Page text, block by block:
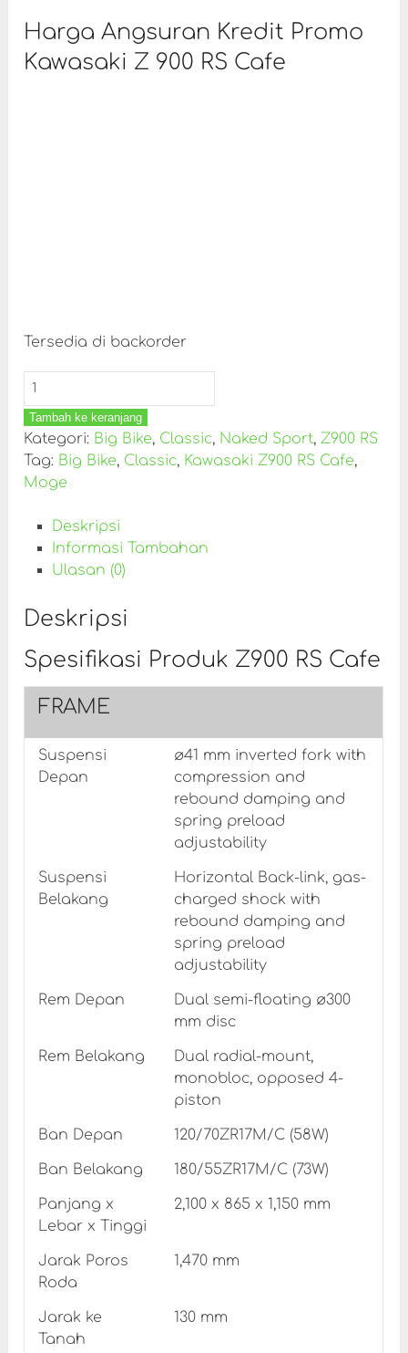
Harga Angsuran Kredit Promo
Kawasaki Z 900 RS Cafe
Tersedia di backorder
Tambah ke keranjang
Kategori: Big Bike, Classic, Naked Sport,Z900 RS
Tag: Big Bike, Classic, Kawasaki Z900 RS Cafe,
Moge
Deskripsi
Informasi Tambahan
Ulasan (0)
Deskripsi
Spesifikasi Produk Z900 RS Cafe
FRAME
Suspensi
Depan
ø41 mm inverted fork with
compression and
rebound damping and
spring preload
adjustability
Suspensi
Belakang
Horizontal Back-link, gas-
charged shock with
rebound damping and
spring preload
adjustability
Rem Depan
Dual semi-floating ø300
mm disc
Rem Belakang
Dual radial-mount,
monobloc, opposed 4-
piston
Ban Depan 120/70ZR17M/C (58W)
Ban Belakang 180/55ZR17M/C (73W)
Panjang x
Lebar x Tinggi
2,100 x 865 x 1,150 mm
Jarak Poros
Roda
1,470 mm
Jarak ke
Tanah
130 mm